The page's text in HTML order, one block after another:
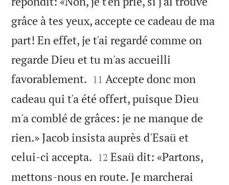
grâce à tes yeux, accepte ce cadeau de ma
part! En effet, je t'ai regardé comme on
regarde Dieu et tu m'as accueilli
favorablement. 

11 Accepte donc mon
cadeau qui t'a été offert, puisque Dieu
m'a comblé de grâces: je ne manque de
rien.» Jacob insista auprès d'Esaü et
celui-ci accepta. 

12 Esaü dit: «Partons,
mettons-nous en route. Je marcherai